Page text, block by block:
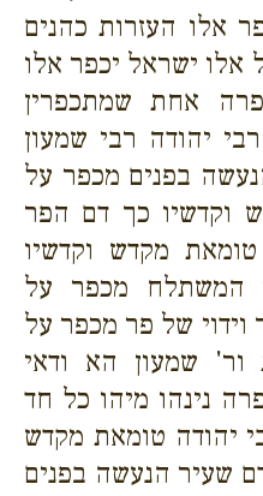
אלו העזרות כהנים
ישראל יכפר אלו
אחת שמתכפרין
יהודה רבי שמעון
בפנים מכפר על
וקדשיו כך דם הפר
מקדש וקדשיו
המשתלח מכפר על
של פר מכפר על
ור' שמעון הא ודאי
נינהו מיהו כל חד
יהודה טומאת מקדש
שעיר הנעשה בפנים